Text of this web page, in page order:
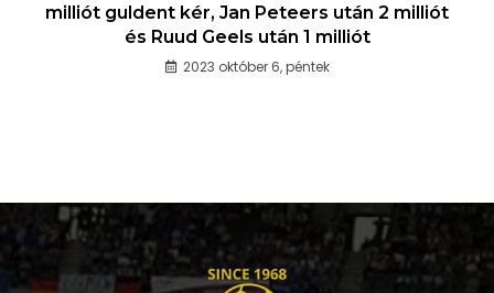
milliót guldent kér, Jan Peteers után 2 milliót
és Ruud Geels után 1 milliót
2023 október 6, péntek